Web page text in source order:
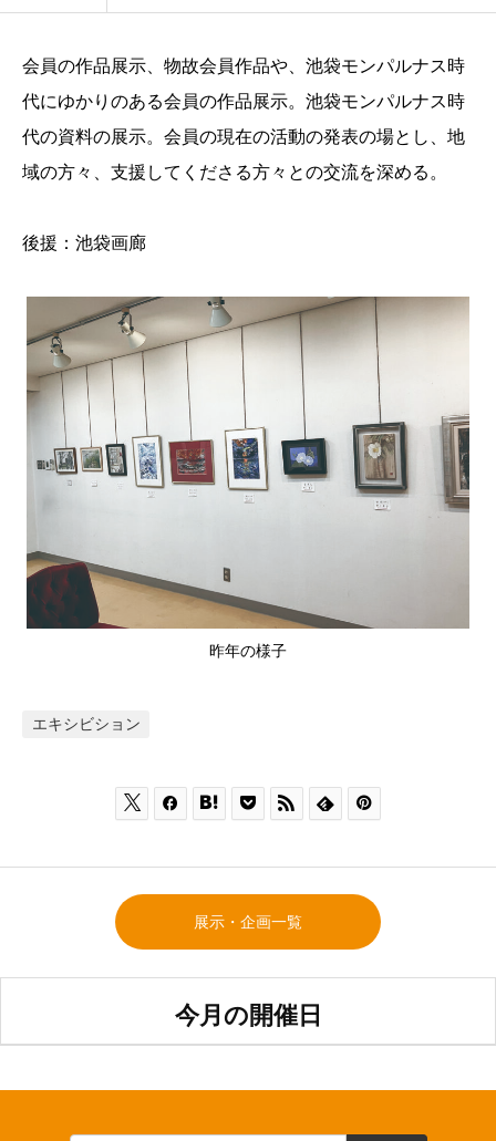
会員の作品展示、物故会員作品や、池袋モンパルナス時
代にゆかりのある会員の作品展示。池袋モンパルナス時
代の資料の展示。会員の現在の活動の発表の場とし、地
域の方々、支援してくださる方々との交流を深める。
後援：池袋画廊
昨年の様子
エキシビション
      
展示・企画一覧
今月の開催日